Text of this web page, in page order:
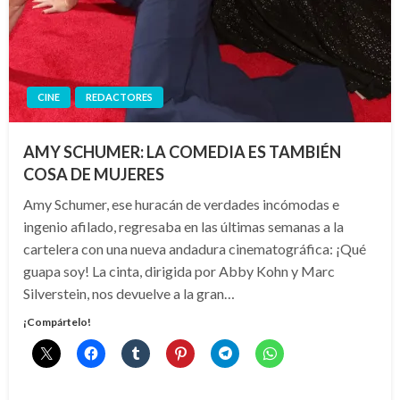
CINE REDACTORES
AMY SCHUMER: LA COMEDIA ES TAMBIÉN
COSA DE MUJERES
Amy Schumer, ese huracán de verdades incómodas e
ingenio afilado, regresaba en las últimas semanas a la
cartelera con una nueva andadura cinematográfica: ¡Qué
guapa soy! La cinta, dirigida por Abby Kohn y Marc
Silverstein, nos devuelve a la gran…
¡Compártelo!